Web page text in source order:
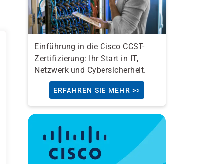
Einführung in die Cisco CCST-
Zertifizierung: Ihr Start in IT,
Netzwerk und Cybersicherheit.
ERFAHREN SIE MEHR >>